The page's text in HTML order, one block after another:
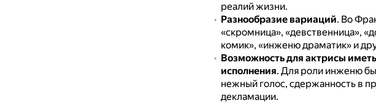
реалий жизни.
Разнообразие вариаций. Во
«скромница», «девственница»,
комик», «инженю драматик» и
Возможность для актрисы
исполнения. Для роли инженю
нежный голос, сдержанность в
декламации.